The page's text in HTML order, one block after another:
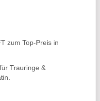
zum Top-Preis in
Trauringe &